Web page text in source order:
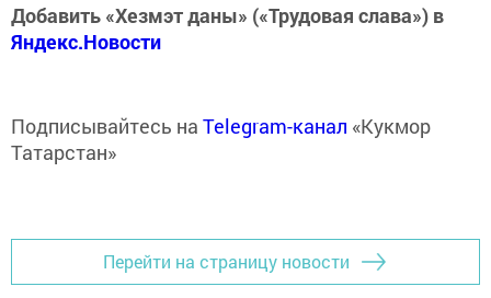
Добавить «Хезмэт даны» («Трудовая слава») в
Яндекс.Новости
Подписывайтесь на Telegram-канал «Кукмор
Татарстан»
Перейти на страницу новости